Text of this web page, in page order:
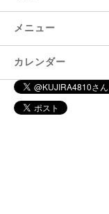
メニュー
カレンダー